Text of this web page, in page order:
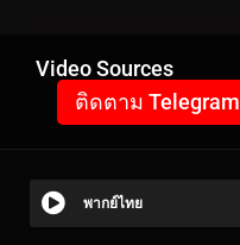
Video Sources
ติดตาม Telegram
พากย์ไทย